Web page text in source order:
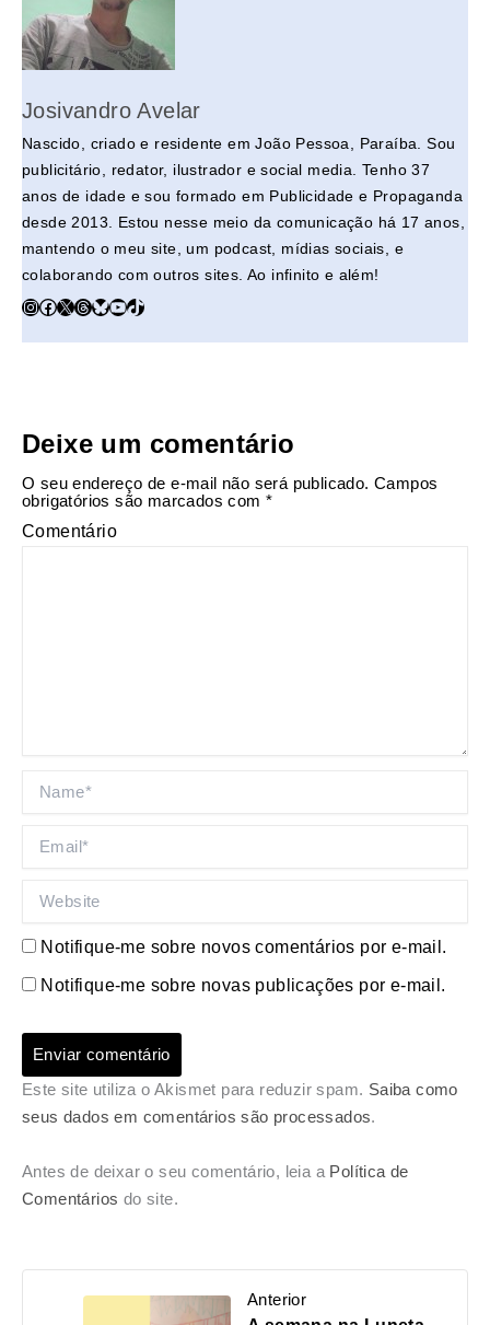
Josivandro Avelar
Nascido, criado e residente em João Pessoa, Paraíba. Sou
publicitário, redator, ilustrador e social media. Tenho 37
anos de idade e sou formado em Publicidade e Propaganda
desde 2013. Estou nesse meio da comunicação há 17 anos,
mantendo o meu site, um podcast, mídias sociais, e
colaborando com outros sites. Ao infinito e além!
Deixe um comentário
O seu endereço de e-mail não será publicado. Campos
obrigatórios são marcados com *
Comentário
Notifique-me sobre novos comentários por e-mail.
Notifique-me sobre novas publicações por e-mail.
Este site utiliza o Akismet para reduzir spam. Saiba como
seus dados em comentários são processados.
Antes de deixar o seu comentário, leia a Política de
Comentários do site.
Anterior